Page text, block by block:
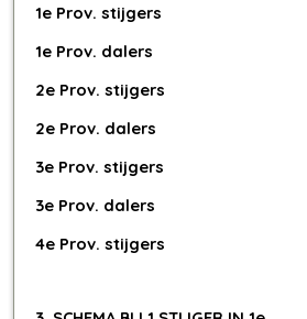
1e Prov. stijgers
1e Prov. dalers
2e Prov. stijgers
2e Prov. dalers
3e Prov. stijgers
3e Prov. dalers
4e Prov. stijgers